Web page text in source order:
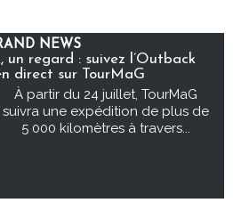
NEWS
un regard : suivez l’Outback
direct sur TourMaG
À partir du 24 juillet, TourMaG
suivra une expédition de plus de
5 000 kilomètres à travers...